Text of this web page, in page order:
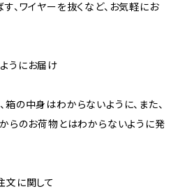
、ワイヤーを抜くなど、お気軽にお
うにお届け
の中身はわからないように、また、
らのお荷物とはわからないように発
文に関して